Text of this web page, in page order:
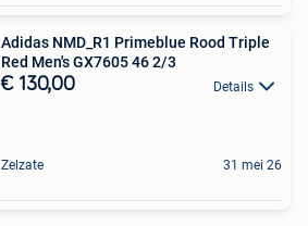
Adidas NMD_R1 Primeblue Rood Triple
Red Men's GX7605 46 2/3
€ 130,00 Details
Zelzate 31 mei 26